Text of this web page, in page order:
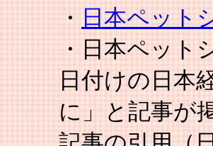
・ 日本ペット
・日本ペット
日付けの日本
に」と記事が